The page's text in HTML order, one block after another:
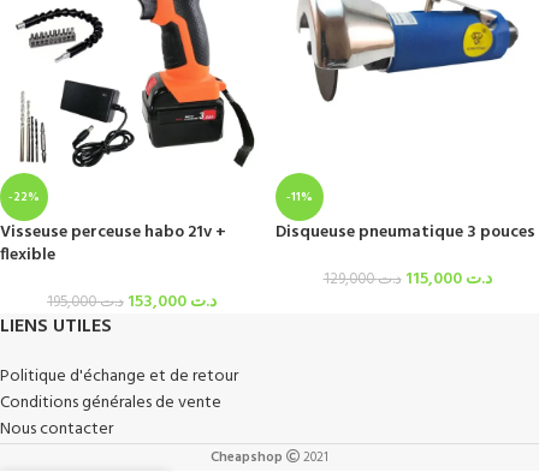
-22%
Visseuse perceuse habo 21v +
flexible
د.ت195,000 د.ت
-11%
Disqueuse pneumatique 3 pouces
د.ت129,000 د.ت115,000
LIENS UTILES
Politique d'échange et de retour
Conditions générales de vente
Nous contacter
Cheapshop 2021